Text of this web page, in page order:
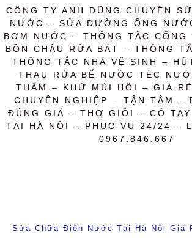
CÔNG TY ANH DŨNG CHUYÊN
NƯỚC – SỬA ĐƯỜNG ỐNG
BƠM NƯỚC – THÔNG TẮC CỐNG
BỒN CHẬU RỬA BÁT – THÔNG
THÔNG TẮC NHÀ VỆ SINH –
THAU RỬA BỂ NƯỚC TÉC
THẤM – KHỬ MÙI HÔI – GIÁ
CHUYÊN NGHIỆP – TẬN TÂM –
ĐÚNG GIÁ – THỢ GIỎI – CÓ TAY
TẠI HÀ NỘI – PHỤC VỤ 24/24 –
0967.846.667
Sửa Chữa Điện Nước Tại Hà Nội Giá